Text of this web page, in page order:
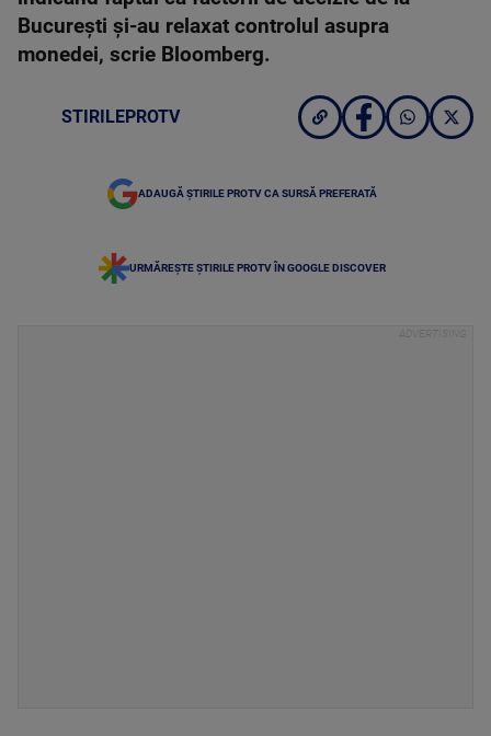
Bucureşti şi-au relaxat controlul asupra
monedei, scrie Bloomberg.
STIRILEPROTV
ADAUGĂ ȘTIRILE PROTV CA SURSĂ PREFERATĂ
URMĂREȘTE ȘTIRILE PROTV ÎN GOOGLE DISCOVER